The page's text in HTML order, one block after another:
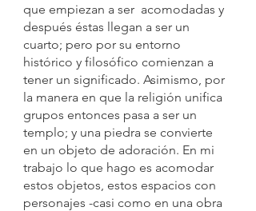
que empiezan a ser  acomodadas y
después éstas llegan a ser un
cuarto; pero por su entorno
histórico y filosófico comienzan a
tener un significado. Asimismo, por
la manera en que la religión unifica
grupos entonces pasa a ser un
templo; y una piedra se convierte
en un objeto de adoración. En mi
trabajo lo que hago es acomodar
estos objetos, estos espacios con
personajes -casi como en una obra